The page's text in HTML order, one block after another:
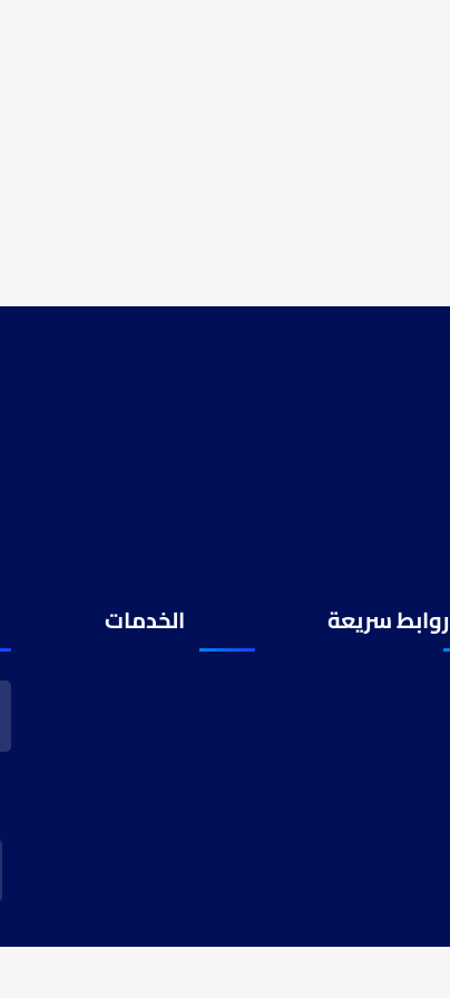
روابط سريعة الخدمات